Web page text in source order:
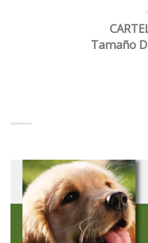
Tamaño